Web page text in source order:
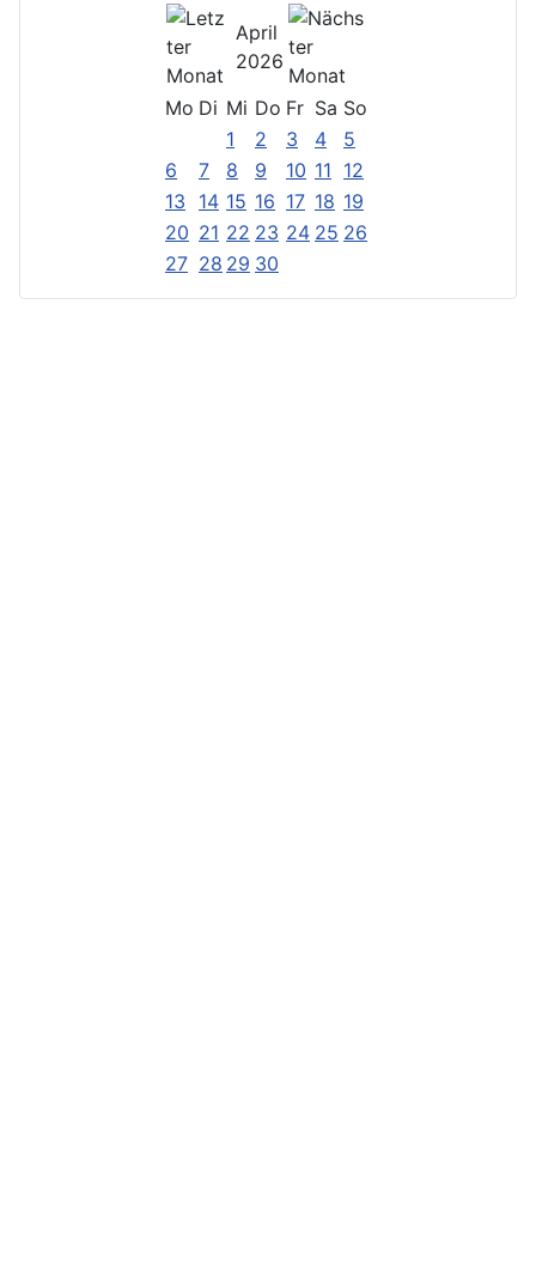
April
2026
Mo Di Mi Do Fr Sa So
1
2 3 4
5
6
7 8 9 10 11 12
13
14 15 16 17 18 19
20 21 22 23 24 25 26
27 28 29 30